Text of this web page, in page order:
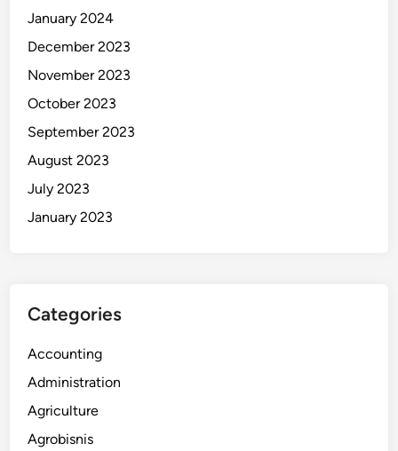
January 2024
December 2023
November 2023
October 2023
September 2023
August 2023
July 2023
January 2023
Categories
Accounting
Administration
Agriculture
Agrobisnis